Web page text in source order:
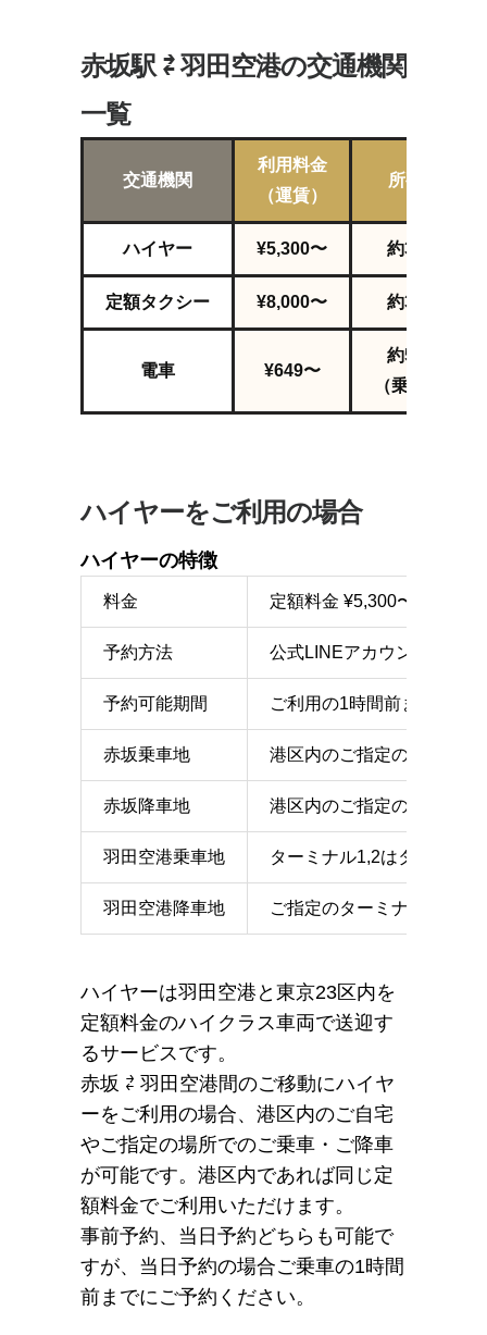
赤坂駅 ⇄ 羽田空港の交通機関
一覧
交通機関
利用料金
（運賃）
所要時間
ハイヤー ¥5,300〜 約38
定額タクシー ¥8,000〜 約38
電車 ¥649〜
約50分〜
（乗換2回）
ハイヤーをご利用の場合
ハイヤーの特徴
料金 定額料金 ¥5,300〜（別途
予約方法 公式LINEアカウント、ま
予約可能期間 ご利用の1時間前まで
赤坂乗車地 港区内のご指定の地点
赤坂降車地 港区内のご指定の地点
羽田空港乗車地 ターミナル1,2はターミナ
羽田空港降車地 ご指定のターミナルのエン
ハイヤーは羽田空港と東京23区内を
定額料金のハイクラス車両で送迎す
るサービスです。
赤坂 ⇄ 羽田空港間のご移動にハイヤ
ーをご利用の場合、港区内のご自宅
やご指定の場所でのご乗車・ご降車
が可能です。港区内であれば同じ定
額料金でご利用いただけます。
事前予約、当日予約どちらも可能で
すが、当日予約の場合ご乗車の1時間
前までにご予約ください。